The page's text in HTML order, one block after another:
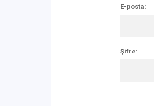
E-posta:
Şifre: